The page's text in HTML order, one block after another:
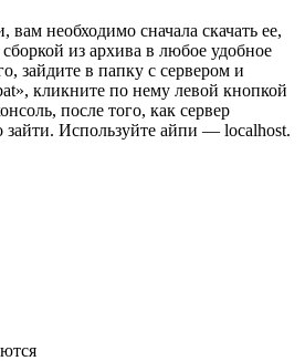
вам необходимо сначала скачать ее,
из архива в любое удобное
зайдите в папку с сервером и
кликните по нему левой кнопкой
после того, как сервер
Используйте айпи — localhost.